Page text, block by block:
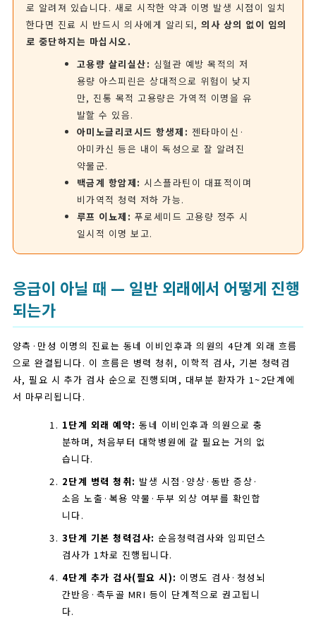
로 알려져 있습니다. 새로 시작한 약과 이명 발생 시점이 일치
한다면 진료 시 반드시 의사에게 알리되,의사 상의 없이 임의
로 중단하지는 마십시오.
고용량 살리실산: 심혈관 예방 목적의 저
용량 아스피린은 상대적으로 위험이 낮지
만, 진통 목적 고용량은 가역적 이명을 유
발할 수 있음.
아미노글리코시드 항생제: 젠타마이신·
아미카신 등은 내이 독성으로 잘 알려진
약물군.
백금계 항암제: 시스플라틴이 대표적이며
비가역적 청력 저하 가능.
루프 이뇨제: 푸로세미드 고용량 정주 시
일시적 이명 보고.
응급이 아닐 때 — 일반 외래에서 어떻게 진행
되는가
양측·만성 이명의 진료는 동네 이비인후과 의원의 4단계 외래 흐름
으로 완결됩니다. 이 흐름은 병력 청취, 이학적 검사, 기본 청력검
사, 필요 시 추가 검사 순으로 진행되며, 대부분 환자가 1~2단계에
서 마무리됩니다.
1단계 외래 예약: 동네 이비인후과 의원으로 충
분하며, 처음부터 대학병원에 갈 필요는 거의 없
습니다.
2단계 병력 청취: 발생 시점·양상·동반 증상·
소음 노출·복용 약물·두부 외상 여부를 확인합
니다.
3단계 기본 청력검사: 순음청력검사와 임피던스
검사가 1차로 진행됩니다.
4단계 추가 검사(필요 시): 이명도 검사·청성뇌
간반응·측두골 MRI 등이 단계적으로 권고됩니
다.